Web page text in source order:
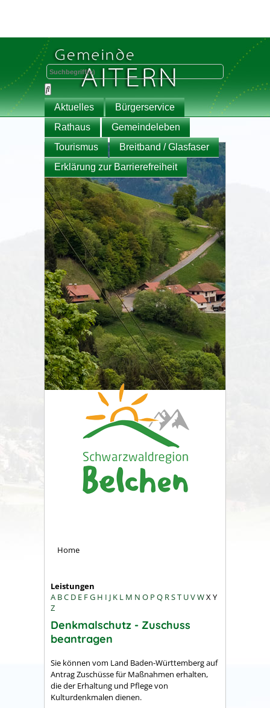
Aktuelles
Bürgerservice
Rathaus
Gemeindeleben
Tourismus
Breitband / Glasfaser
Erklärung zur Barrierefreiheit
Home
Leistungen
A BC D E FG H I J K L M N O P Q RST UVWXY
Z
Denkmalschutz - Zuschuss
beantragen
Sie können vom Land Baden-Württemberg auf
Antrag Zuschüsse für Maßnahmen erhalten,
die der Erhaltung und Pflege von
Kulturdenkmalen dienen.